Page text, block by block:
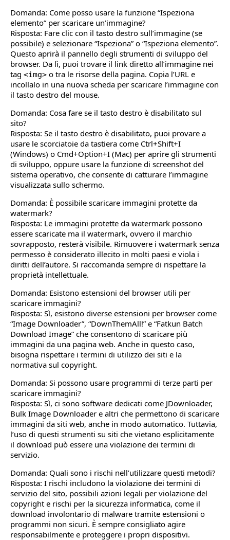
Domanda: Come posso usare la funzione “Ispeziona
elemento” per scaricare un’immagine?
Risposta: Fare clic con il tasto destro sull’immagine (se
possibile) e selezionare “Ispeziona” o “Ispeziona elemento”.
Questo aprirà il pannello degli strumenti di sviluppo del
browser. Da lì, puoi trovare il link diretto all’immagine nei
tag <img> o tra le risorse della pagina. Copia l’URL e
incollalo in una nuova scheda per scaricare l’immagine con
il tasto destro del mouse.
Domanda: Cosa fare se il tasto destro è disabilitato sul
sito?
Risposta: Se il tasto destro è disabilitato, puoi provare a
usare le scorciatoie da tastiera come Ctrl+Shift+I
(Windows) o Cmd+Option+I (Mac) per aprire gli strumenti
di sviluppo, oppure usare la funzione di screenshot del
sistema operativo, che consente di catturare l’immagine
visualizzata sullo schermo.
Domanda: È possibile scaricare immagini protette da
watermark?
Risposta: Le immagini protette da watermark possono
essere scaricate ma il watermark, ovvero il marchio
sovrapposto, resterà visibile. Rimuovere i watermark senza
permesso è considerato illecito in molti paesi e viola i
diritti dell’autore. Si raccomanda sempre di rispettare la
proprietà intellettuale.
Domanda: Esistono estensioni del browser utili per
scaricare immagini?
Risposta: Sì, esistono diverse estensioni per browser come
“Image Downloader”, “DownThemAll!” e “Fatkun Batch
Download Image” che consentono di scaricare più
immagini da una pagina web. Anche in questo caso,
bisogna rispettare i termini di utilizzo dei siti e la
normativa sul copyright.
Domanda: Si possono usare programmi di terze parti per
scaricare immagini?
Risposta: Sì, ci sono software dedicati come JDownloader,
Bulk Image Downloader e altri che permettono di scaricare
immagini da siti web, anche in modo automatico. Tuttavia,
l’uso di questi strumenti su siti che vietano esplicitamente
il download può essere una violazione dei termini di
servizio.
Domanda: Quali sono i rischi nell’utilizzare questi metodi?
Risposta: I rischi includono la violazione dei termini di
servizio del sito, possibili azioni legali per violazione del
copyright e rischi per la sicurezza informatica, come il
download involontario di malware tramite estensioni o
programmi non sicuri. È sempre consigliato agire
responsabilmente e proteggere i propri dispositivi.